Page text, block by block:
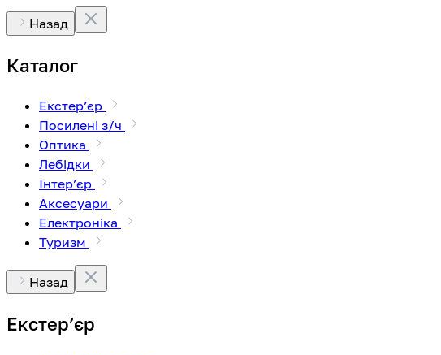
Назад
Каталог
Екстерʼєр
Посилені з/ч
Оптика
Лебідки
Інтерʼєр
Аксесуари
Електроніка
Туризм
Назад
Екстерʼєр